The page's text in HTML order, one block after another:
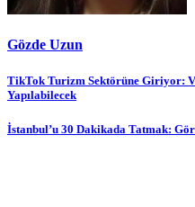
Gözde Uzun
Yazı
gezinmesi
TikTok Turizm Sektörüne Giriyor:
Yapılabilecek
İstanbul’u 30 Dakikada Tatmak: